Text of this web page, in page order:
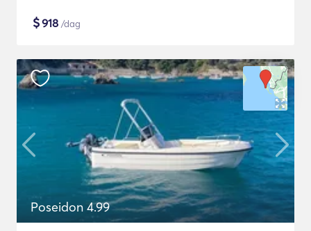
$918 /dag
Poseidon 4.99